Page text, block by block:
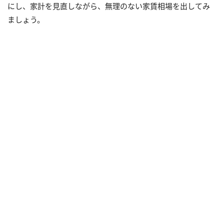
にし、家計を見直しながら、無理のない家賃相場を出してみ
ましょう。